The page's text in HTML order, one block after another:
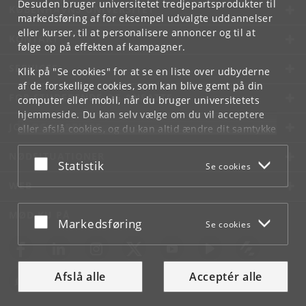
Desuden bruger universitetet tredjepartsprodukter til
markedsføring af for eksempel udvalgte uddannelser
eller kurser, til at personalisere annoncer og til at
følge op på effekten af kampagner.
Klik på "Se cookies" for at se en liste over udbyderne
af de forskellige cookies, som kan blive gemt på din
computer eller mobil, når du bruger universitetets
hjemmeside. Du kan selv vælge om du vil acceptere
eller afslå cookies, og du kan altid ændre dit samtykke
underCookie- og privatlivspolitiksom du finder i
bunden af hver side.
Acceptér eller afslå
Statistik Se cookies
Acceptér eller afslå
Markedsføring Se cookies
Afslå alle Acceptér alle
KØBENHAVNS UNIVERSITET
KONTAKT
SERVICES
FOR STUDERENDE OG ANSATTE
JOB OG KARRIERE
NØDSITUATIONER
WEB
MØD KU PÅ